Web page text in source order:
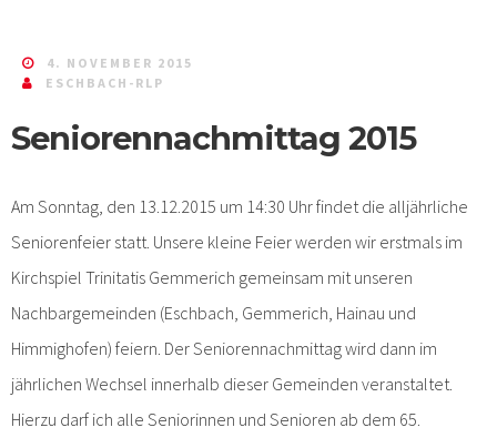
4. NOVEMBER 2015
ESCHBACH-RLP
Seniorennachmittag 2015
Am Sonntag, den 13.12.2015 um 14:30 Uhr findet die alljährliche
Seniorenfeier statt. Unsere kleine Feier werden wir erstmals im
Kirchspiel Trinitatis Gemmerich gemeinsam mit unseren
Nachbargemeinden (Eschbach, Gemmerich, Hainau und
Himmighofen) feiern. Der Seniorennachmittag wird dann im
jährlichen Wechsel innerhalb dieser Gemeinden veranstaltet.
Hierzu darf ich alle Seniorinnen und Senioren ab dem 65.